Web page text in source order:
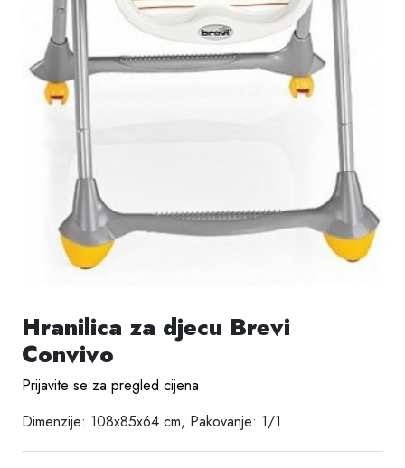
Hranilica za djecu Brevi
Convivo
Prijavite se za pregled cijena
Dimenzije: 108x85x64 cm, Pakovanje: 1/1